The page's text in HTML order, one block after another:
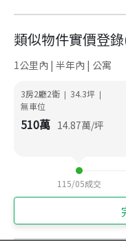
類似物件實價登錄
1公里內 | 半年內 | 公寓
3房2廳2衛 | 34.3坪 |
無車位
510萬 14.87萬/坪
115/05成交